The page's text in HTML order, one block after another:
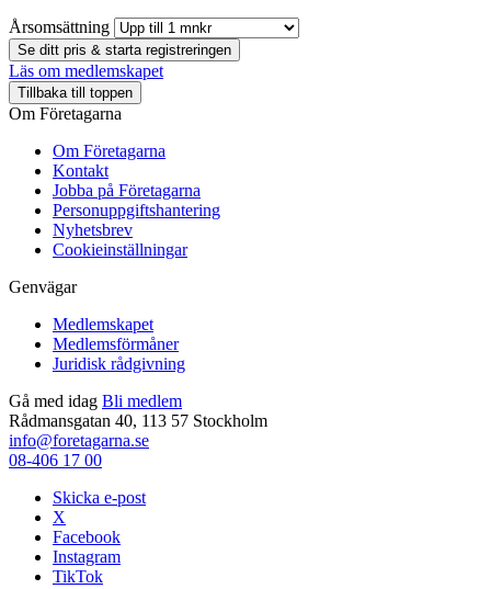
Årsomsättning
Se ditt pris & starta registreringen
Läs om medlemskapet
Tillbaka till toppen
Om Företagarna
Om Företagarna
Kontakt
Jobba på Företagarna
Personuppgiftshantering
Nyhetsbrev
Cookieinställningar
Genvägar
Medlemskapet
Medlemsförmåner
Juridisk rådgivning
Gå med idag Bli medlem
Rådmansgatan 40, 113 57 Stockholm
info@foretagarna.se
08-406 17 00
Skicka e-post
X
Facebook
Instagram
TikTok